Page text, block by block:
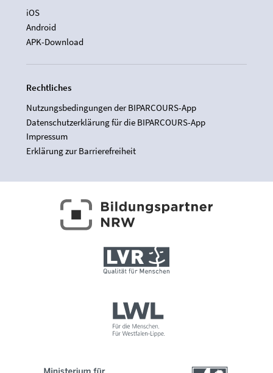
iOS
Android
APK-Download
Rechtliches
Nutzungsbedingungen der BIPARCOURS-App
Datenschutzerklärung für die BIPARCOURS-App
Impressum
Erklärung zur Barrierefreiheit